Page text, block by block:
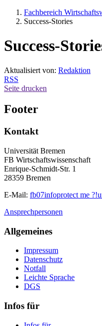
Fachbereich
Success-Stories
Success-
Aktualisiert von: Redaktion
RSS
Seite drucken
Footer
Kontakt
Universität Bremen
FB Wirtschaftswissenschaft
Enrique-Schmidt-Str. 1
28359 Bremen
E-Mail: fb07infoprotect me ?!
Ansprechpersonen
Allgemeines
Impressum
Datenschutz
Notfall
Leichte Sprache
DGS
Infos für